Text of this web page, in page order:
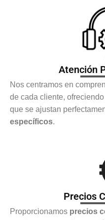
Atención
Nos centramos en
de cada cliente, ofreciendo
que se ajustan
específicos.
Precios
Proporcionamos precios